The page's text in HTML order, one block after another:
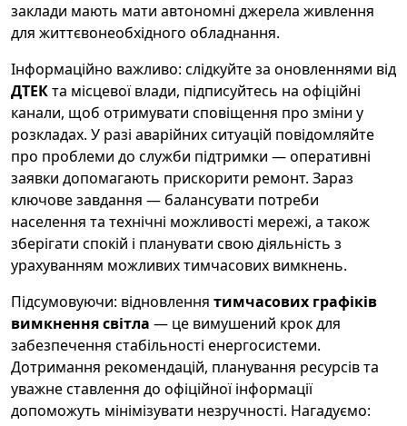
заклади мають мати автономні джерела живлення
для життєвонеобхідного обладнання.
Інформаційно важливо: слідкуйте за оновленнями від
ДТЕКта місцевої влади, підписуйтесь на офіційні
канали, щоб отримувати сповіщення про зміни у
розкладах. У разі аварійних ситуацій повідомляйте
про проблеми до служби підтримки — оперативні
заявки допомагають прискорити ремонт. Зараз
ключове завдання — балансувати потреби
населення та технічні можливості мережі, а також
зберігати спокій і планувати свою діяльність з
урахуванням можливих тимчасових вимкнень.
Підсумовуючи: відновлення тимчасових графіків
вимкнення світла — це вимушений крок для
забезпечення стабільності енергосистеми.
Дотримання рекомендацій, планування ресурсів та
уважне ставлення до офіційної інформації
допоможуть мінімізувати незручності. Нагадуємо: